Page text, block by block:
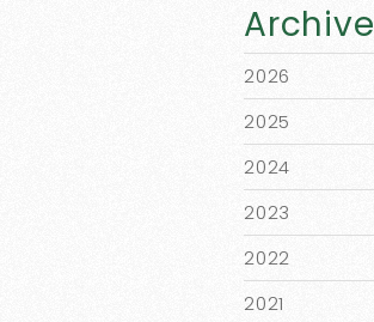
Archive
2026
2025
2024
2023
2022
2021